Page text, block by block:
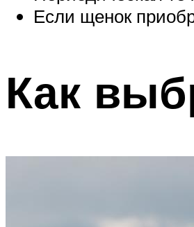
Если щенок
Как